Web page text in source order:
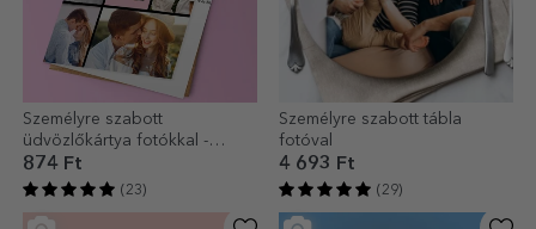
Személyre szabott
üdvözlőkártya fotókkal -
Szerelem
874 Ft
(23)
Személyre szabott tábla
fotóval
4 693 Ft
(29)